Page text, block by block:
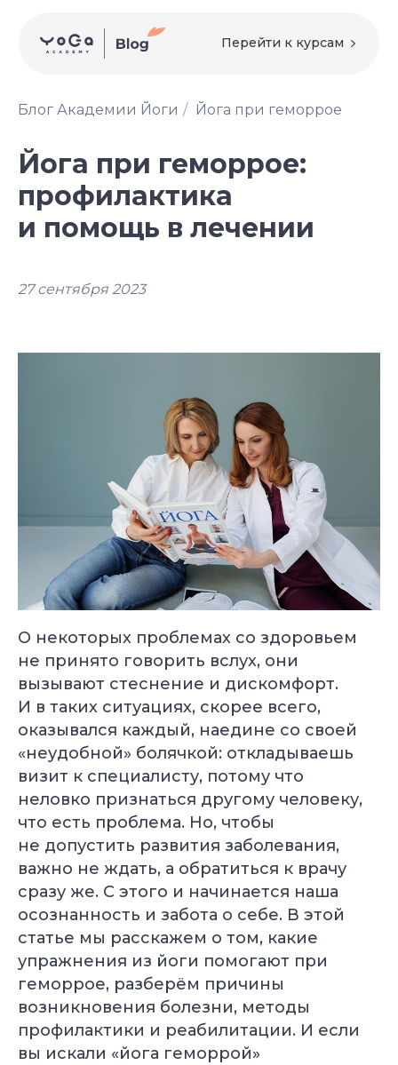
Перейти к курсам
Блог Академии Йоги / Йога при геморрое
Йога при геморрое:
профилактика
и помощь в лечении
27 сентября 2023
О некоторых проблемах со здоровьем
не принято говорить вслух, они
вызывают стеснение и дискомфорт.
И в таких ситуациях, скорее всего,
оказывался каждый, наедине со своей
«неудобной» болячкой: откладываешь
визит к специалисту, потому что
неловко признаться другому человеку,
что есть проблема. Но, чтобы
не допустить развития заболевания,
важно не ждать, а обратиться к врачу
сразу же. С этого и начинается наша
осознанность и забота о себе. В этой
статье мы расскажем о том, какие
упражнения из йоги помогают при
геморрое, разберём причины
возникновения болезни, методы
профилактики и реабилитации. И если
вы искали «йога геморрой»